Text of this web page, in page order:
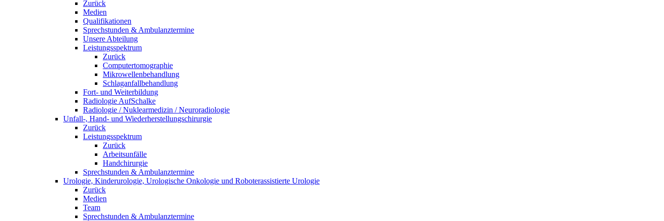
Zurück
Medien
Qualifikationen
Sprechstunden & Ambulanztermine
Unsere Abteilung
Leistungsspektrum
Zurück
Computertomographie
Mikrowellenbehandlung
Schlaganfallbehandlung
Fort- und Weiterbildung
Radiologie AufSchalke
Radiologie / Nuklearmedizin / Neuroradiologie
Unfall-, Hand- und Wiederherstellungschirurgie
Zurück
Leistungsspektrum
Zurück
Arbeitsunfälle
Handchirurgie
Sprechstunden & Ambulanztermine
Urologie, Kinderurologie, Urologische Onkologie und Roboterassistierte Urologie
Zurück
Medien
Team
Sprechstunden & Ambulanztermine